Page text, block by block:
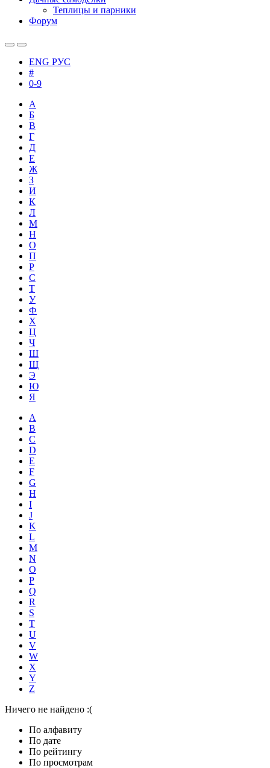
Теплицы и парники
Форум
ENG РУС
#
0-9
А
Б
В
Г
Д
Е
Ж
З
И
К
Л
М
Н
О
П
Р
С
Т
У
Ф
Х
Ц
Ч
Ш
Щ
Э
Ю
Я
A
B
C
D
E
F
G
H
I
J
K
L
M
N
O
P
Q
R
S
T
U
V
W
X
Y
Z
Ничего не найдено :(
По алфавиту
По дате
По рейтингу
По просмотрам